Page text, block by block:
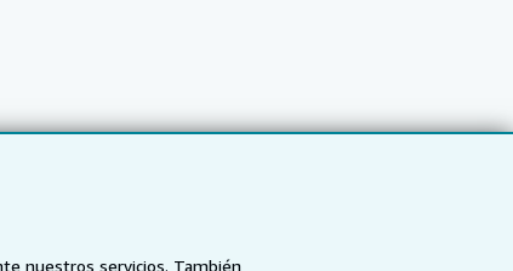
nuestros servicios. También